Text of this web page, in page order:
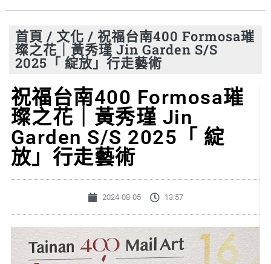
首頁 / 文化 / 祝福台南400 Formosa璀
璨之花｜黃秀瑾 Jin Garden S/S
2025「 綻放」行走藝術
祝福台南400 Formosa璀
璨之花｜黃秀瑾 Jin
Garden S/S 2025「 綻
放」行走藝術
2024-08-05 13:57